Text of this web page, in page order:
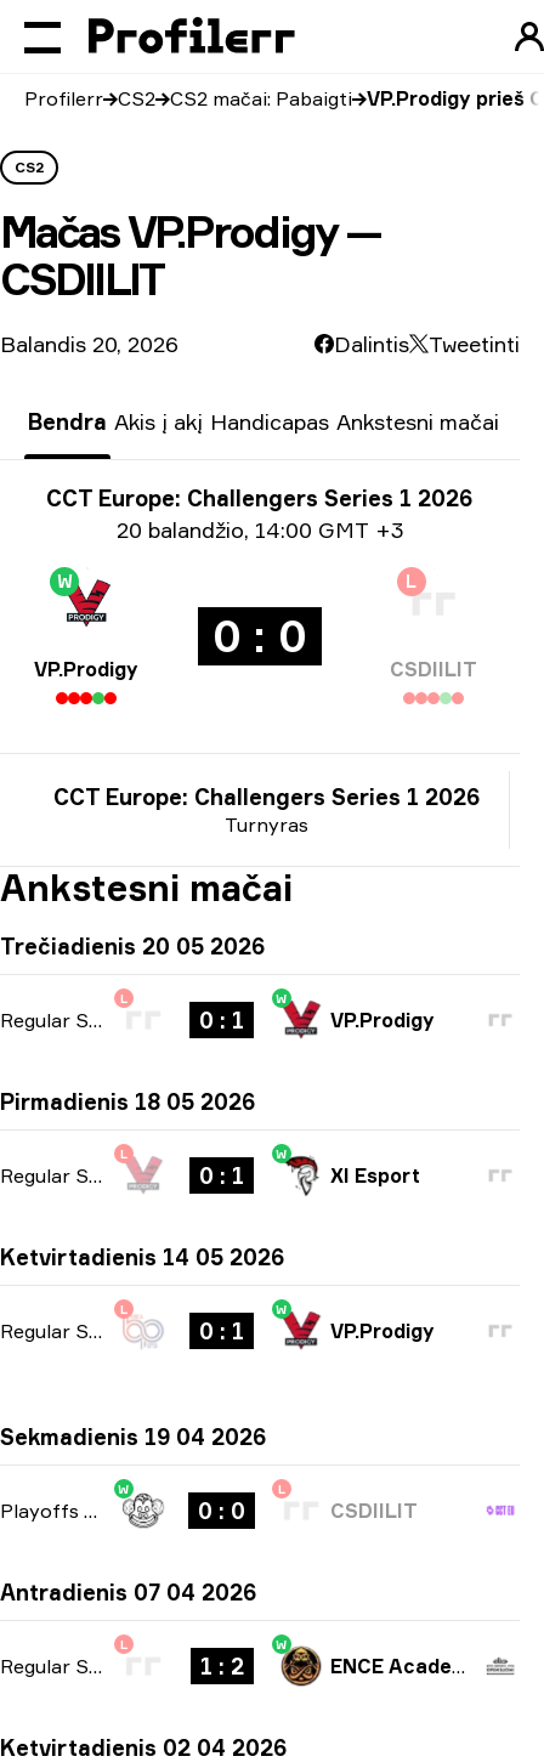
Profilerr CS2 CS2 mačai: Pabaigti VP.Prodigy prieš
CS2
MačasVP.Prodigy —
CSDIILIT
Balandis 20, 2026 Dalintis Tweetinti
Bendra Akis į akį Handicapas Ankstesni mačai
Turnyro informacija
CCT Europe: Challengers Series 1 2026
Informacija apie datą
20 balandžio, 14:00 GMT +3
W
VP.Prodigy
0 : 0
L
CSDIILIT
Turnyras
CCT Europe: Challengers Series 1 2026
Ankstesni mačai
Trečiadienis 20 05 2026
Regular Season
L
0 : 1
W
VP.Prodigy
Pirmadienis 18 05 2026
Regular Season -
L
0 : 1
W
XI Esport
Ketvirtadienis 14 05 2026
Regular Season -bo1
L
0 : 1
W
VP.Prodigy
Sekmadienis 19 04 2026
Playoffs bo3
W
0 : 0
L
CSDIILIT
Antradienis 07 04 2026
Regular Season
L
1 : 2
W
ENCE Academy
Ketvirtadienis 02 04 2026